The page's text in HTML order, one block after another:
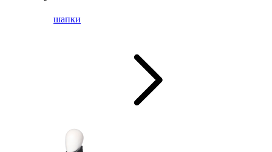
шапки